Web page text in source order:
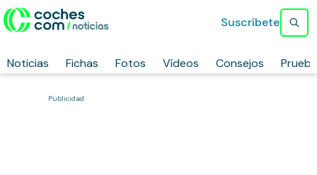
Noticias Fichas Fotos Vídeos Consejos
Suscríbete
Publicidad